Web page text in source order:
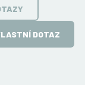
DOTAZ